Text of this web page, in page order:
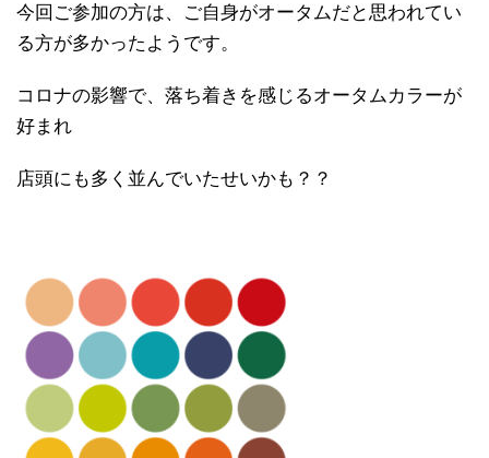
今回ご参加の方は、ご自身がオータムだと思われてい
る方が多かったようです。
コロナの影響で、落ち着きを感じるオータムカラーが
好まれ
店頭にも多く並んでいたせいかも？？